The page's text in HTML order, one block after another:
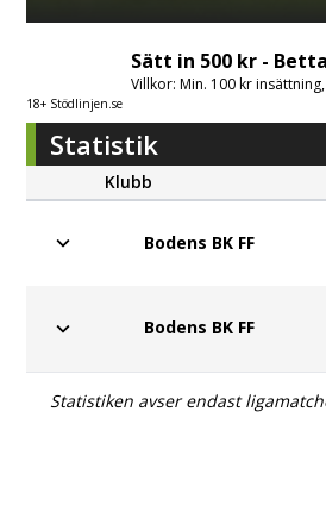
18+ Stödlinjen.se
Sätt in 500 kr -
Villkor: Min. 100 kr
Statistik
Klubb
Bodens BK FF
Bodens BK FF
Statistiken avser endast